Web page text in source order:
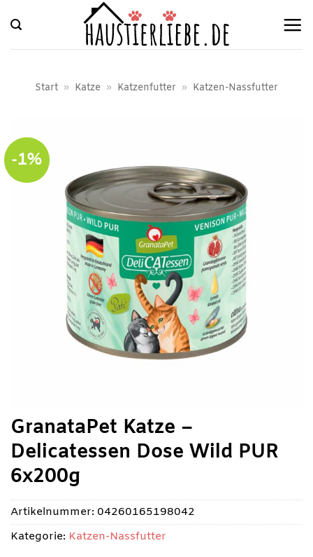
Inhalt
springen
Start » Katze » Katzenfutter » Katzen-Nassfutter
-1%
GranataPet Katze –
Delicatessen Dose Wild PUR
6x200g
Artikelnummer: 04260165198042
Kategorie: Katzen-Nassfutter